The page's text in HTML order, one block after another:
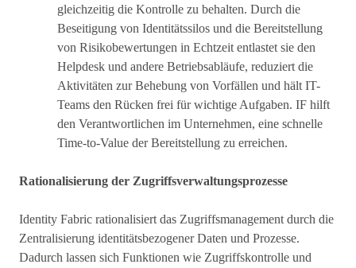
gleichzeitig die Kontrolle zu behalten. Durch die
Beseitigung von Identitätssilos und die Bereitstellung
von Risikobewertungen in Echtzeit entlastet sie den
Helpdesk und andere Betriebsabläufe, reduziert die
Aktivitäten zur Behebung von Vorfällen und hält IT-
Teams den Rücken frei für wichtige Aufgaben. IF hilft
den Verantwortlichen im Unternehmen, eine schnelle
Time-to-Value der Bereitstellung zu erreichen.
Rationalisierung der Zugriffsverwaltungsprozesse
Identity Fabric rationalisiert das Zugriffsmanagement durch die
Zentralisierung identitätsbezogener Daten und Prozesse.
Dadurch lassen sich Funktionen wie Zugriffskontrolle und